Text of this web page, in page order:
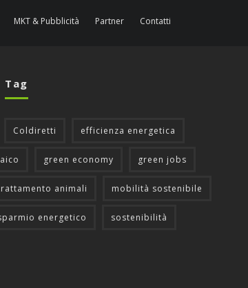
MKT & Pubblicità Partner Contatti
Tag
Coldiretti efficienza energetica
green economy green jobs
animali mobilità sostenibile
energetico sostenibilità